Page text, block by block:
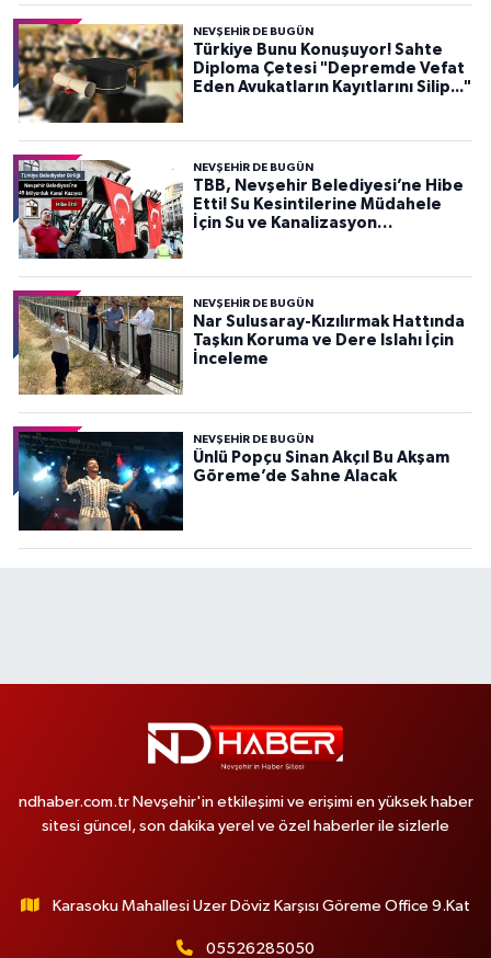
NEVŞEHIR DE BUGÜN
Türkiye Bunu Konuşuyor! Sahte
Diploma Çetesi "Depremde Vefat
Eden Avukatların Kayıtlarını Silip..."
NEVŞEHIR DE BUGÜN
TBB, Nevşehir Belediyesi’ne Hibe
Etti! Su Kesintilerine Müdahele
İçin Su ve Kanalizasyon
NEVŞEHIR DE BUGÜN
Nar Sulusaray-Kızılırmak Hattında
Taşkın Koruma ve Dere Islahı İçin
İnceleme
NEVŞEHIR DE BUGÜN
Ünlü Popçu Sinan Akçıl Bu Akşam
Göreme’de Sahne Alacak
ndhaber.com.tr Nevşehir'in etkileşimi ve erişimi en yüksek haber
sitesi güncel, son dakika yerel ve özel haberler ile sizlerle
Karasoku Mahallesi Uzer Döviz Karşısı Göreme Office 9.Kat
05526285050